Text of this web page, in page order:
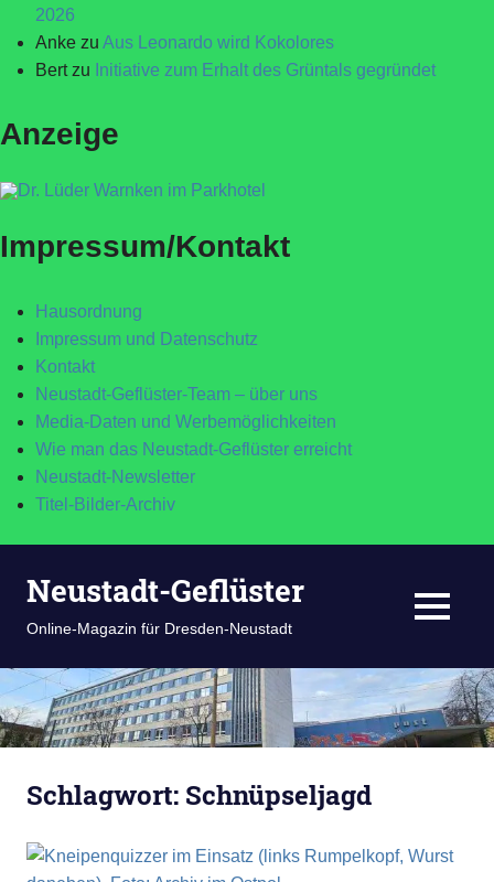
2026
Anke zu Aus Leonardo wird Kokolores
Bertzu Initiative zum Erhalt des Grüntals gegründet
Anzeige
Impressum/Kontakt
Hausordnung
Impressum und Datenschutz
Kontakt
Neustadt-Geflüster-Team – über uns
Media-Daten und Werbemöglichkeiten
Wie man das Neustadt-Geflüster erreicht
Neustadt-Newsletter
Titel-Bilder-Archiv
InhaltNeustadt-Geflüster
Online-Magazin für Dresden-Neustadt MENÜ
Schlagwort: Schnüpseljagd